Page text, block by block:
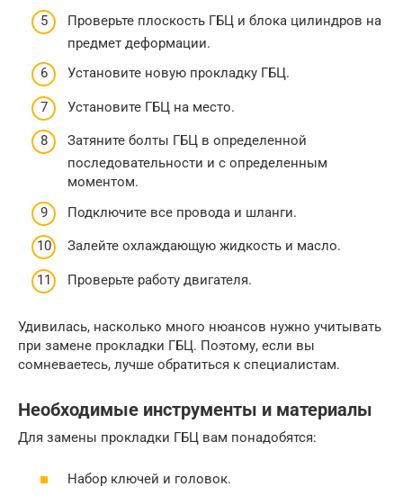
Проверьте плоскость ГБЦ и блока цилиндров на
предмет деформации.
Установите новую прокладку ГБЦ.
Установите ГБЦ на место.
Затяните болты ГБЦ в определенной
последовательности и с определенным
моментом.
Подключите все провода и шланги.
Залейте охлаждающую жидкость и масло.
Проверьте работу двигателя.
Удивилась, насколько много нюансов нужно учитывать
при замене прокладки ГБЦ. Поэтому, если вы
сомневаетесь, лучше обратиться к специалистам.
Необходимые инструменты и материалы
Для замены прокладки ГБЦ вам понадобятся:
Набор ключей и головок.